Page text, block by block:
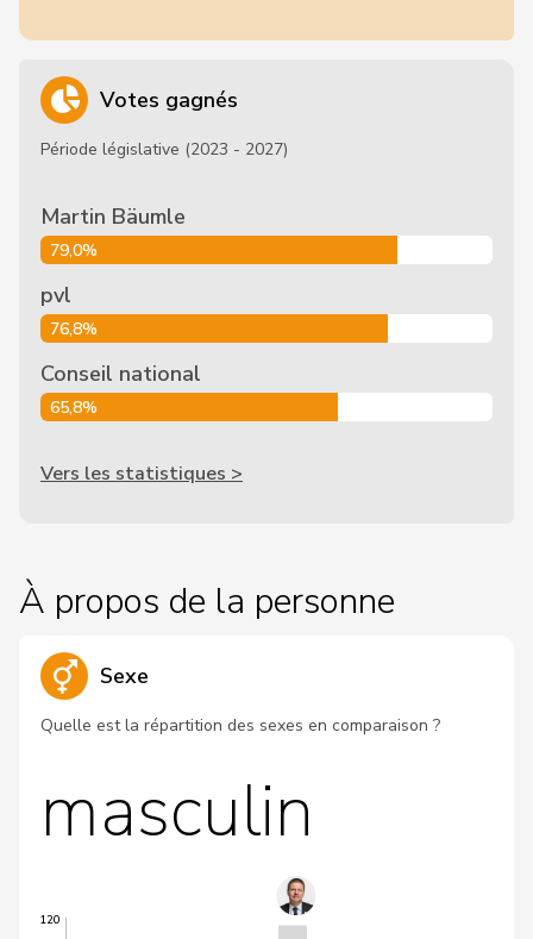
Votes gagnés
Période législative (2023 - 2027)
Martin Bäumle
79,0%
pvl
76,8%
Conseil national
65,8%
Vers les statistiques >
À propos de la personne
Sexe
Quelle est la répartition des sexes en comparaison ?
masculin
120